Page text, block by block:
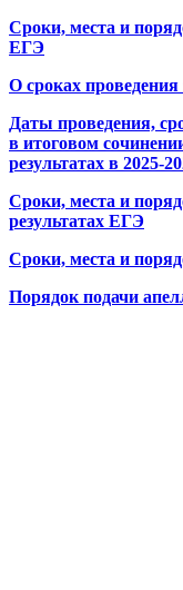
Сроки, места и
ЕГЭ
О сроках
Даты проведения,
в итоговом
результатах в 2025-
Сроки, места и
результатах ЕГЭ
Сроки, места и
Порядок подачи